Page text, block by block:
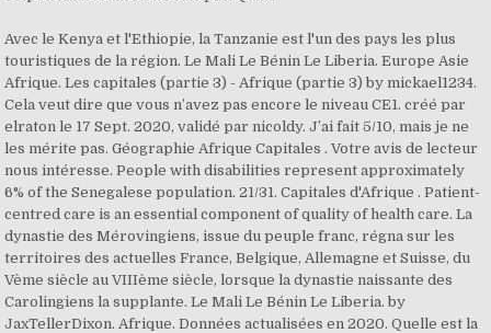
Avec le Kenya et l'Ethiopie, la Tanzanie est l'un des pays les plus
touristiques de la région. Le Mali Le Bénin Le Liberia. Europe Asie
Afrique. Les capitales (partie 3) - Afrique (partie 3) by mickael1234.
Cela veut dire que vous n’avez pas encore le niveau CE1. créé par
elraton le 17 Sept. 2020, validé par nicoldy. J’ai fait 5/10, mais je ne
les mérite pas. Géographie Afrique Capitales . Votre avis de lecteur
nous intéresse. People with disabilities represent approximately
6% of the Senegalese population. 21/31. Capitales d'Afrique . Patient-
centred care is an essential component of quality of health care. La
dynastie des Mérovingiens, issue du peuple franc, régna sur les
territoires des actuelles France, Belgique, Allemagne et Suisse, du
Vème siècle au VIIIème siècle, lorsque la dynastie naissante des
Carolingiens la supplante. Le Mali Le Bénin Le Liberia. by
JaxTellerDixon. Afrique. Données actualisées en 2020. Quelle est la